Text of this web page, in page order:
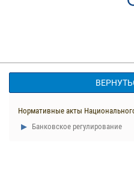
Нормативные акты
Банковское регулирование